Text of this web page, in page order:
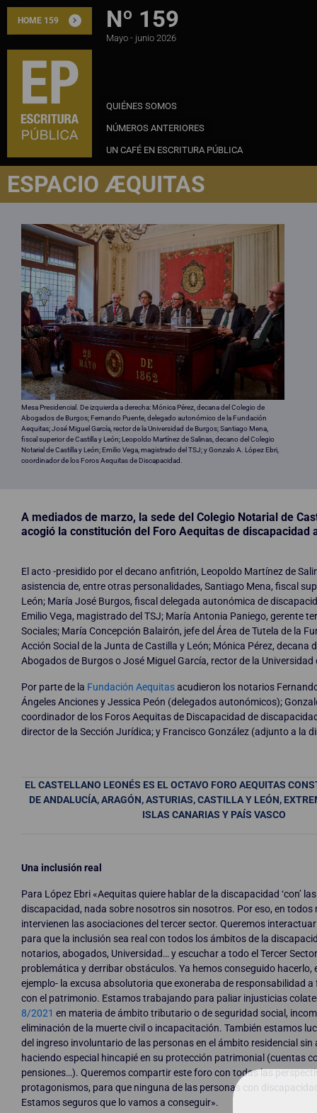
HOME 159 Nº 159
Mayo - junio 2026
QUIÉNES SOMOS
NÚMEROS ANTERIORES
UN CAFÉ EN ESCRITURA PÚBLICA
ESPACIO ÆQUITAS
Mesa Presidencial. De izquierda a derecha: Mónica Pérez, decana del Colegio de
Abogados de Burgos; Fernando Puente, delegado autonómico de la Fundación
Aequitas; José Miguel García, rector de la Universidad de Burgos; Santiago Mena,
fiscal superior de Castilla y León; Leopoldo Martínez de Salinas, decano del Colegio
Notarial de Castilla y León; Emilio Vega, magistrado del TSJ; y Gonzalo A. López Ebri,
coordinador de los Foros Aequitas de Discapacidad.
A mediados de marzo, la sede del Colegio Notarial de
acogió la constitución del Foro Aequitas de discapacidad
El acto -presidido por el decano anfitrión, Leopoldo Martínez de
asistencia de, entre otras personalidades, Santiago Mena, fiscal
León; María José Burgos, fiscal delegada autonómica de
Emilio Vega, magistrado del TSJ; María Antonia Paniego, gerente
Sociales; María Concepción Balairón, jefe del Área de Tutela de la
Acción Social de la Junta de Castilla y León; Mónica Pérez, decana
Abogados de Burgos o José Miguel García, rector de la Universidad
Por parte de la Fundación Aequitasacudieron los notarios
Ángeles Anciones y Jessica Peón (delegados autonómicos);
coordinador de los Foros Aequitas de Discapacidad de
director de la Sección Jurídica; y Francisco González (adjunto a la
EL CASTELLANO LEONÉS ES EL OCTAVO FORO AEQUITAS
DE ANDALUCÍA, ARAGÓN, ASTURIAS, CASTILLA Y LEÓN,
ISLAS CANARIAS Y PAÍS VASCO
Una inclusión real
Para López Ebri «Aequitas quiere hablar de la discapacidad ‘con’
discapacidad, nada sobre nosotros sin nosotros. Por eso, en
intervienen las asociaciones del tercer sector. Queremos
para que la inclusión sea real con todos los ámbitos de la
notarios, abogados, Universidad… y escuchar a todo el Tercer
problemática y derribar obstáculos. Ya hemos conseguido hacerlo,
ejemplo- la excusa absolutoria que exoneraba de responsabilidad
con el patrimonio. Estamos trabajando para paliar injusticias
8/2021 en materia de ámbito tributario o de seguridad social,
eliminación de la muerte civil o incapacitación. También estamos
del ingreso involuntario de las personas en el ámbito residencial
haciendo especial hincapié en su protección patrimonial (cuentas
pensiones…). Queremos compartir este foro con todas las
protagonismos, para que ninguna de las personas con
Estamos seguros que lo vamos a conseguir».